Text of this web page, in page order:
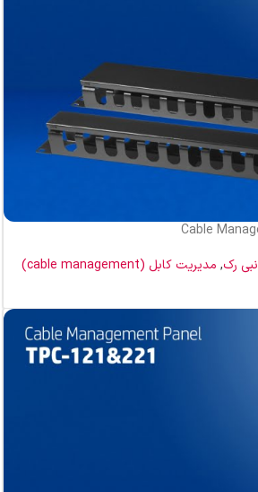
Cable
رک, مدیریت کابل (cable management)